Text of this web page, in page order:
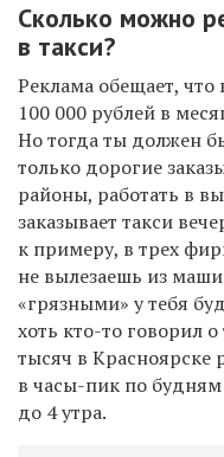
Сколько можно
в такси?
Реклама обещает, что
100 000 рублей в
Но тогда ты должен
только дорогие
районы, работать в
заказывает такси
к примеру, в трех
не вылезаешь из
«грязными» у тебя
хоть кто-то говорил о
тысяч в Красноярске
в часы-пик по
до 4 утра.